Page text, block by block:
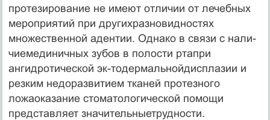
протезирование не имеют отличии от лечебных
мероприятий при другихраз­новидностях
множественной адентии. Однако в связи с нали­
чиемединичных зубов в полости ртапри
ангидротической эк-тодермальнойдисплазии и
резким недоразвитием тканей про­тезного
ложаоказание стоматологической помощи
представля­ет значительныетрудности.